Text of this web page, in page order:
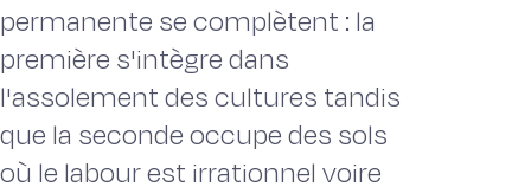
permanente se complètent : la
première s'intègre dans
l'assolement des cultures tandis
que la seconde occupe des sols
où le labour est irrationnel voire